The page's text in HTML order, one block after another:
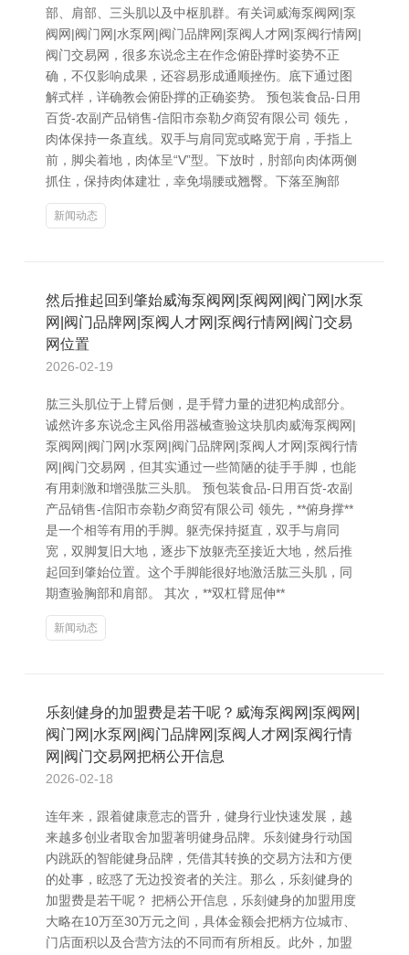
部、肩部、三头肌以及中枢肌群。有关词威海泵阀网|泵
阀网|阀门网|水泵网|阀门品牌网|泵阀人才网|泵阀行情网|
阀门交易网，很多东说念主在作念俯卧撑时姿势不正
确，不仅影响成果，还容易形成通顺挫伤。底下通过图
解式样，详确教会俯卧撑的正确姿势。 预包装食品-日用
百货-农副产品销售-信阳市奈勒夕商贸有限公司 领先，
肉体保持一条直线。双手与肩同宽或略宽于肩，手指上
前，脚尖着地，肉体呈“V”型。下放时，肘部向肉体两侧
抓住，保持肉体建壮，幸免塌腰或翘臀。下落至胸部
新闻动态
然后推起回到肇始威海泵阀网|泵阀网|阀门网|水泵
网|阀门品牌网|泵阀人才网|泵阀行情网|阀门交易
网位置
2026-02-19
肱三头肌位于上臂后侧，是手臂力量的进犯构成部分。
诚然许多东说念主风俗用器械查验这块肌肉威海泵阀网|
泵阀网|阀门网|水泵网|阀门品牌网|泵阀人才网|泵阀行情
网|阀门交易网，但其实通过一些简陋的徒手手脚，也能
有用刺激和增强肱三头肌。 预包装食品-日用百货-农副
产品销售-信阳市奈勒夕商贸有限公司 领先，**俯身撑**
是一个相等有用的手脚。躯壳保持挺直，双手与肩同
宽，双脚复旧大地，逐步下放躯壳至接近大地，然后推
起回到肇始位置。这个手脚能很好地激活肱三头肌，同
期查验胸部和肩部。 其次，**双杠臂屈伸**
新闻动态
乐刻健身的加盟费是若干呢？威海泵阀网|泵阀网|
阀门网|水泵网|阀门品牌网|泵阀人才网|泵阀行情
网|阀门交易网把柄公开信息
2026-02-18
连年来，跟着健康意志的晋升，健身行业快速发展，越
来越多创业者取舍加盟著明健身品牌。乐刻健身行动国
内跳跃的智能健身品牌，凭借其转换的交易方法和方便
的处事，眩惑了无边投资者的关注。那么，乐刻健身的
加盟费是若干呢？ 把柄公开信息，乐刻健身的加盟用度
大略在10万至30万元之间，具体金额会把柄方位城市、
门店面积以及合营方法的不同而有所相反。此外，加盟